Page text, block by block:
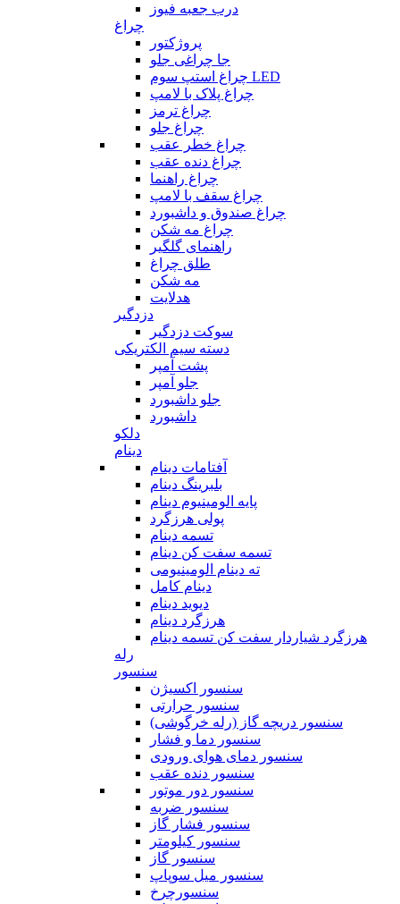
درب جعبه فیوز
چراغ
پروژکتور
جا چراغی جلو
چراغ استپ سوم LED
چراغ پلاک با لامپ
چراغ ترمز
چراغ جلو
چراغ خطر عقب
چراغ دنده عقب
چراغ راهنما
چراغ سقف با لامپ
چراغ صندوق و داشبورد
چراغ مه شکن
راهنمای گلگیر
طلق چراغ
مه شکن
هدلایت
دزدگیر
سوکت دزدگیر
دسته سیم الکتریکی
پشت آمپر
جلو آمپر
جلو داشبورد
داشبورد
دلکو
دینام
آفتامات دینام
بلبرینگ دینام
پایه الومینیوم دینام
پولی هرزگرد
تسمه دینام
تسمه سفت کن دینام
ته دینام الومینیومی
دینام کامل
دیوید دینام
هرزگرد دینام
هرزگرد شیاردار سفت کن تسمه دینام
رله
سنسور
سنسور اکسیژن
سنسور حرارتی
سنسور دریچه گاز (رله خرگوشی)
سنسور دما و فشار
سنسور دمای هوای ورودی
سنسور دنده عقب
سنسور دور موتور
سنسور ضربه
سنسور فشار گاز
سنسور کیلومتر
سنسور گاز
سنسور میل سوپاپ
سنسورچرخ